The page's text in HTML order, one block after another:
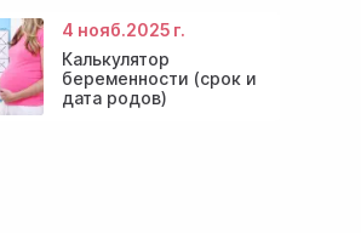
4 нояб.2025 г.
Калькулятор
беременности (срок и
дата родов)